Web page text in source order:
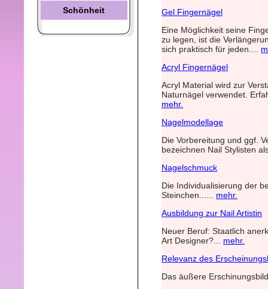
Schönheit
Gel Fingernägel
Eine Möglichkeit seine
zu legen, ist die
sich praktisch für jeden....
Acryl Fingernägel
Acryl Material wird zur
Naturnägel verwendet.
mehr.
Nagelmodellage
Die Vorbereitung und ggf.
bezeichnen Nail Stylisten
Nagelschmuck
Die Individualisierung der
Steinchen...... mehr.
Ausbildung zur Nail Artistin
Neuer Beruf: Staatlich
Art Designer?... mehr.
Relevanz des
Das äußere